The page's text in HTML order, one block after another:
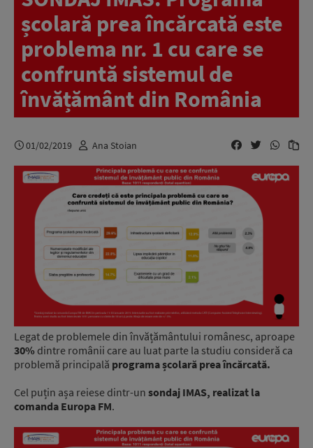
școlară prea încărcată este
problema nr. 1 cu care se
confruntă sistemul de
învățământ din România
01/02/2019 Ana Stoian
Legat de problemele din învățământului românesc, aproape
30% dintre românii care au luat parte la studiu consideră ca
problemă principală programa școlară prea încărcată.
Cel puțin așa reiese dintr-un sondaj IMAS, realizat la
comanda Europa FM.